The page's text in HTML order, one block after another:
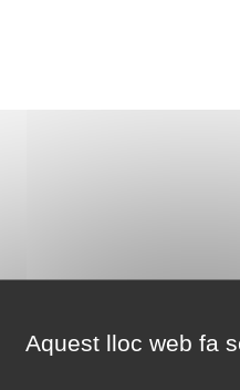
Aquest lloc web fa